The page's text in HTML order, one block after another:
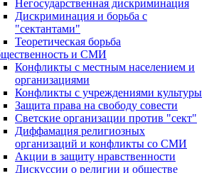
Негосударственная дискриминация
Дискриминация и борьба с
"сектантами"
Теоретическая борьба
и СМИ
Конфликты с местным населением и
организациями
Конфликты с учреждениями культуры
Защита права на свободу совести
Светские организации против "сект"
Диффамация религиозных
организаций и конфликты со СМИ
Акции в защиту нравственности
Дискуссии о религии и обществе